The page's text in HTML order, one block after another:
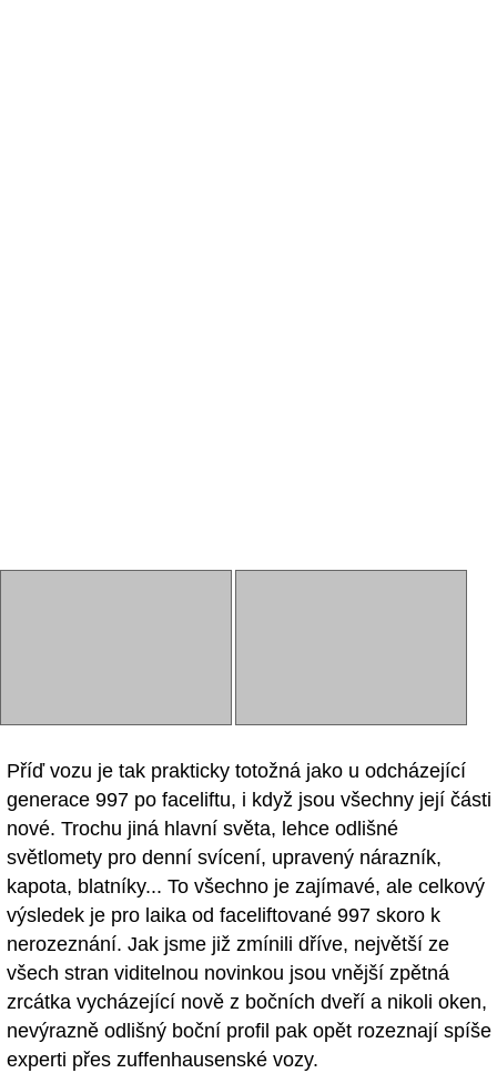
Příď vozu je tak prakticky totožná jako u odcházející
generace 997 po faceliftu, i když jsou všechny její části
nové. Trochu jiná hlavní světa, lehce odlišné
světlomety pro denní svícení, upravený nárazník,
kapota, blatníky... To všechno je zajímavé, ale celkový
výsledek je pro laika od faceliftované 997 skoro k
nerozeznání. Jak jsme již zmínili dříve, největší ze
všech stran viditelnou novinkou jsou vnější zpětná
zrcátka vycházející nově z bočních dveří a nikoli oken,
nevýrazně odlišný boční profil pak opět rozeznají spíše
experti přes zuffenhausenské vozy.